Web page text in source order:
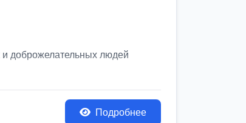
доброжелательных людей
Подробнее